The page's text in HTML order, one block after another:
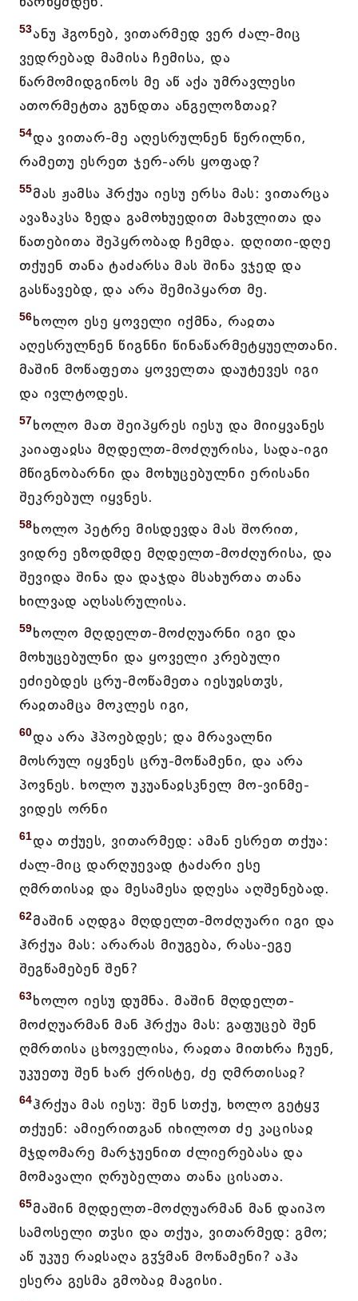
53ანუ ჰგონებ, ვითარმედ ვერ ძალ-მიც
ვედრებად მამისა ჩემისა, და
წარმომიდგინოს მე აწ აქა უმრავლესი
ათორმეტთა გუნდთა ანგელოზთაჲ?
54და ვითარ-მე აღესრულნენ წერილნი,
რამეთუ ესრეთ ჯერ-არს ყოფად?
55მას ჟამსა ჰრქუა იესუ ერსა მას: ვითარცა
ავაზაკსა ზედა გამოხუედით მახჳლითა და
წათებითა შეპყრობად ჩემდა. დღითი-დღე
თქუენ თანა ტაძარსა მას შინა ვჯედ და
გასწავებდ, და არა შემიპყართ მე.
56ხოლო ესე ყოველი იქმნა, რაჲთა
აღესრულნენ წიგნნი წინაწარმეტყუელთანი.
მაშინ მოწაფეთა ყოველთა დაუტევეს იგი
და ივლტოდეს.
57ხოლო მათ შეიპყრეს იესუ და მიიყვანეს
კაიაფაჲსა მღდელთ-მოძღურისა, სადა-იგი
მწიგნობარნი და მოხუცებულნი ერისანი
შეკრებულ იყვნეს.
58ხოლო პეტრე მისდევდა მას შორით,
ვიდრე ეზოდმდე მღდელთ-მოძღურისა, და
შევიდა შინა და დაჯდა მსახურთა თანა
ხილვად აღსასრულისა.
59ხოლო მღდელთ-მოძღუარნი იგი და
მოხუცებულნი და ყოველი კრებული
ეძიებდეს ცრუ-მოწამეთა იესუჲსთჳს,
რაჲთამცა მოკლეს იგი,
60და არა ჰპოებდეს; და მრავალნი
მოსრულ იყვნეს ცრუ-მოწამენი, და არა
პოვნეს. ხოლო უკუანაჲსკნელ მო-ვინმე-
ვიდეს ორნი
61და თქუეს, ვითარმედ: ამან ესრეთ თქუა:
ძალ-მიც დარღუევად ტაძარი ესე
ღმრთისაჲ და მესამესა დღესა აღშენებად.
62მაშინ აღდგა მღდელთ-მოძღუარი იგი და
ჰრქუა მას: არარას მიუგება, რასა-ეგე
შეგწამებენ შენ?
63ხოლო იესუ დუმნა. მაშინ მღდელთ-
მოძღუარმან მან ჰრქუა მას: გაფუცებ შენ
ღმრთისა ცხოველისა, რაჲთა მითხრა ჩუენ,
უკუეთუ შენ ხარ ქრისტე, ძე ღმრთისაჲ?
64ჰრქუა მას იესუ: შენ სთქუ, ხოლო გეტყჳ
თქუენ: ამიერითგან იხილოთ ძე კაცისაჲ
მჯდომარე მარჯუენით ძლიერებასა და
მომავალი ღრუბელთა თანა ცისათა.
65მაშინ მღდელთ-მოძღუარმან მან დაიპო
სამოსელი თჳსი და თქუა, ვითარმედ: გმო;
აწ უკუე რაჲსაღა გჳჴმან მოწამენი? აჰა
ესერა გესმა გმობაჲ მაგისი.